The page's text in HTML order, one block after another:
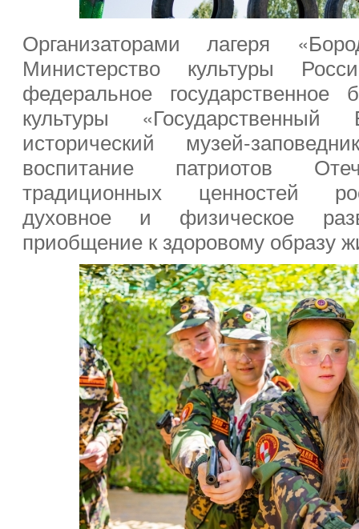
Организаторами лагеря
Министерство культуры
федеральное государственное
культуры «Государственный
исторический музей-
воспитание патриотов
традиционных ценностей
духовное и физическое
приобщение к здоровому образу